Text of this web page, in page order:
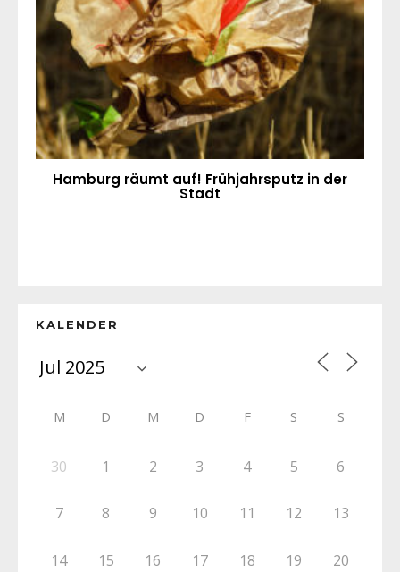
Hamburg räumt auf! Frühjahrsputz in der
Stadt
KALENDER
M D M D F S S
30 1 2 3 4 5 6
7 8 9 10 11 12 13
14 15 16 17 18 19 20